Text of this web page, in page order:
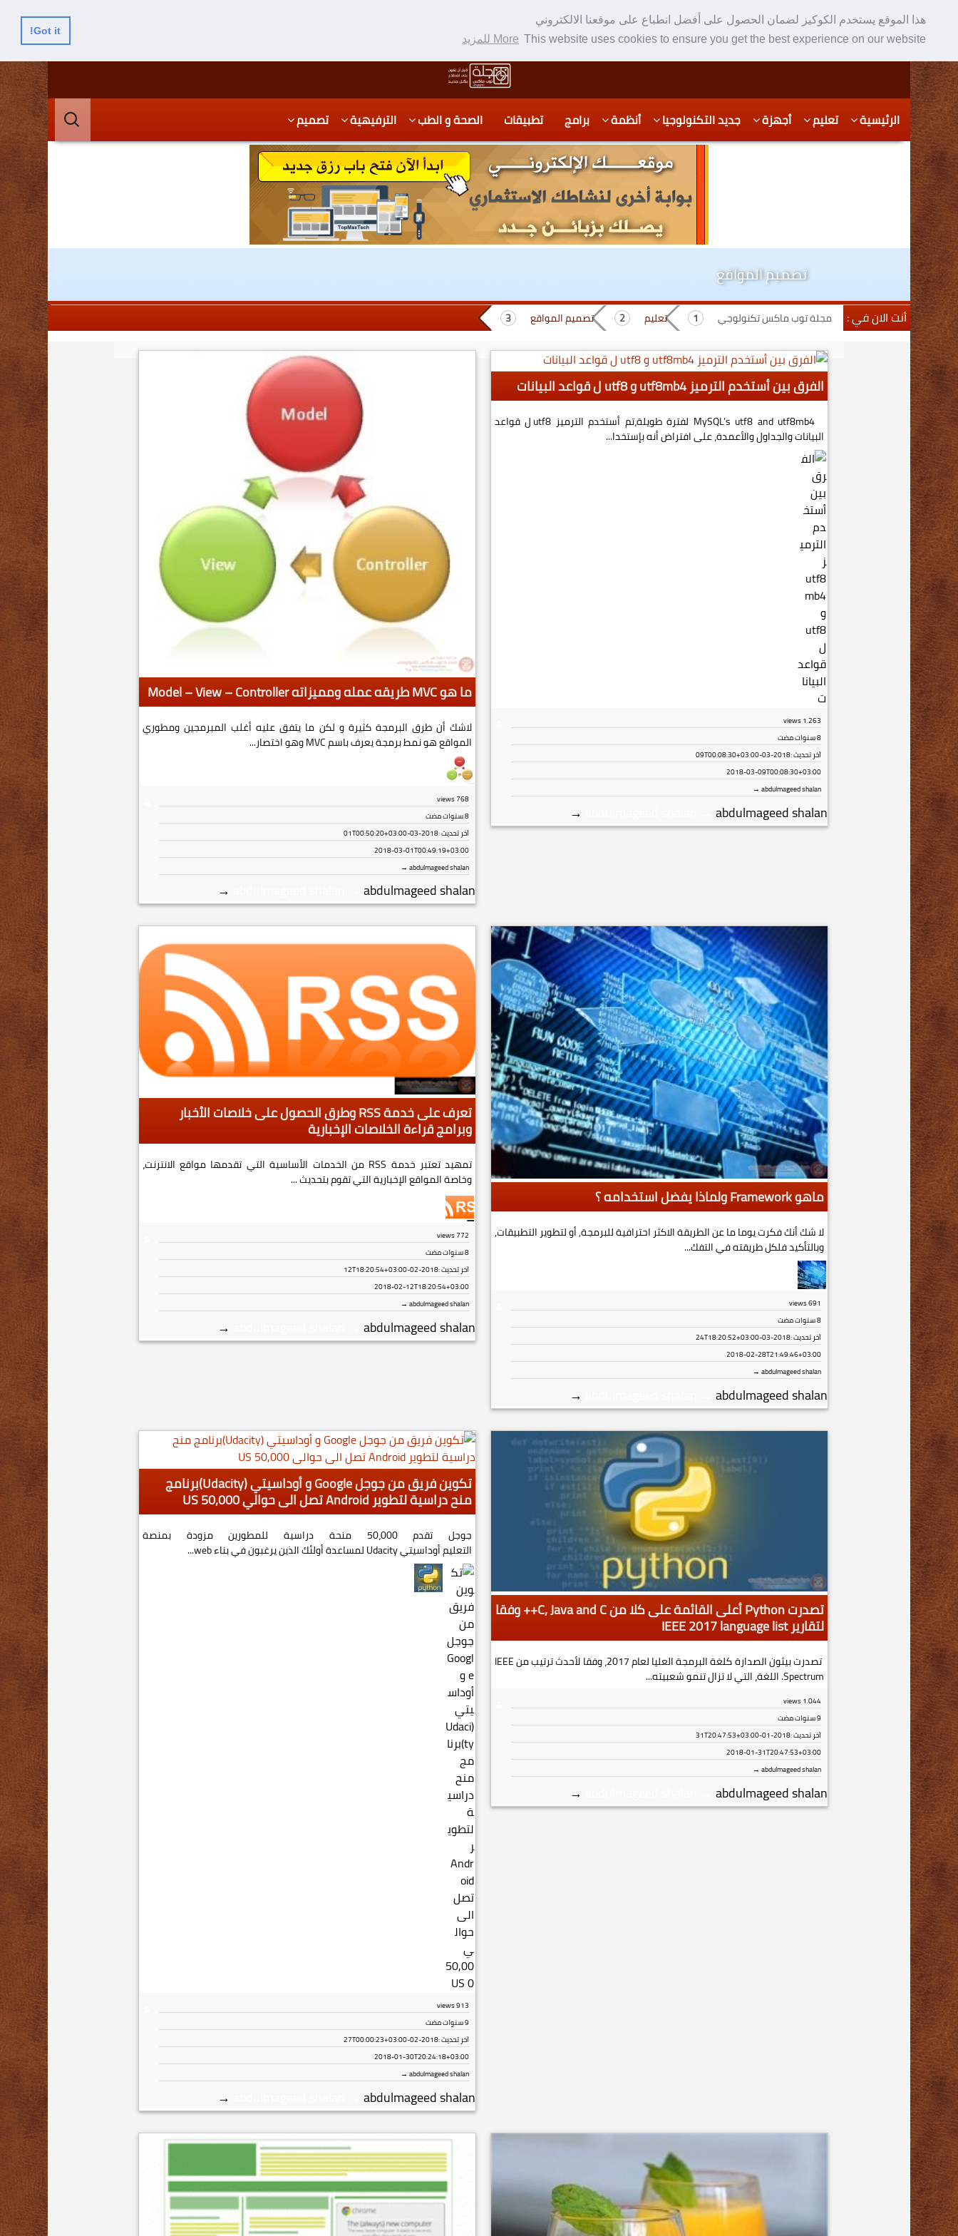
هذا الموقع يستخدم الكوكيز لضمان الحصول على أفضل انطباع على موقعنا الالكتروني
This website uses cookies to ensure you get the best experience on our website More للمزيد
Got it!
Skip
to
content
Skip
to
secondary
content
الرئيسية تعليم أجهزة جديد التكنولوجيا أنظمة برامج تطبيقات الصحة و الطب الترفيهية تصميم
البحث
عن:
تصميم المواقع
أنت الان في : مجلة توب ماكس تكنولوجي تعليم تصميم المواقع
الفرق بين أستخدم الترميز utf8mb4 و utf8 ل قواعد البيانات
MySQL’s utf8 and utf8mb4 لفترة طويلة،تم أستخدم الترميز utf8 ل قواعد
البيانات والجداول والأعمدة، على افتراض أنه بإستخدا...
1٬263views
8 سنوات مضت
آخر تحديث :2018-03-09T00:08:30+03:00
2018-03-09T00:08:30+03:00
abdulmageed shalan →
abdulmageed shalan
→
ما هو MVC طريقه عمله ومميزاته Model – View – Controller
لاشك أن طرق البرمجة كثيرة و لكن ما يتفق عليه أغلب المبرمجين ومطوري
المواقع هو نمط برمجة يعرف باسم MVC وهو اختصار...
768
views
8 سنوات مضت
آخر تحديث :2018-03-01T00:50:20+03:00
2018-03-01T00:49:19+03:00
abdulmageed shalan →
abdulmageed shalan
→
ماهو Framework ولماذا يفضل استخدامه ؟
لا شك أنك فكرت يوما ما عن الطريقة الاكثر احترافية للبرمجة, أو لتطوير التطبيقات,
وبالتأكيد فلكل طريقته في التفك...
691
views
8 سنوات مضت
آخر تحديث :2018-03-24T18:20:52+03:00
2018-02-28T21:49:46+03:00
abdulmageed shalan →
abdulmageed shalan
→
تعرف على خدمة RSS وطرق الحصول على خلاصات الأخبار
وبرامج قراءة الخلاصات الإخبارية
تمهيد تعتبر خدمة RSS من الخدمات الأساسية التي تقدمها مواقع الانترنت،
وخاصة المواقع الإخبارية التي تقوم بتحديث ...
772
views
8 سنوات مضت
آخر تحديث :2018-02-12T18:20:54+03:00
2018-02-12T18:20:54+03:00
abdulmageed shalan →
abdulmageed shalan
→
تصدرت Python أعلى القائمة على كلا من C, Java and C++ وفقا
لتقارير IEEE 2017 language list
تصدرت بيثون الصدارة كلغة البرمجة العليا لعام 2017، وفقا لأحدث ترتيب من IEEE
Spectrum. اللغة، التي لا تزال تنمو شعبيته...
1٬044views
9 سنوات مضت
آخر تحديث :2018-01-31T20:47:53+03:00
2018-01-31T20:47:53+03:00
abdulmageed shalan →
abdulmageed shalan
→
تكوين فريق من جوجل Google و أوداسيتي (Udacity)برنامج
منح دراسية لتطوير Android تصل الى حوالي 50,000 US
جوجل تقدم 50،000 منحة دراسية للمطورين مزودة بمنصة
التعليم أوداسيتي Udacity لمساعدة أولئك الذين يرغبون في بناء web...
913
views
9 سنوات مضت
آخر تحديث :2018-02-27T00:00:23+03:00
2018-01-30T20:24:18+03:00
abdulmageed shalan →
abdulmageed shalan
→